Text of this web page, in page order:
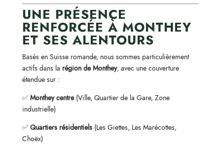
UNE PRÉSENCE
RENFORCÉE À MONTHEY
ET SES ALENTOURS
Basés en Suisse romande, nous sommes particulièrement
actifs dans la région de Monthey, avec une couverture
étendue sur :
✅ Monthey centre(Ville, Quartier de la Gare, Zone
industrielle)
✅ Quartiers résidentiels(Les Giettes, Les Marécottes,
Choëx)